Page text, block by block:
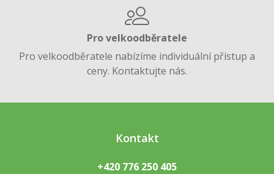
Pro velkoodběratele
Pro velkoodběratele nabízíme individuální přístup a
ceny. Kontaktujte nás.
Kontakt
+420 776 250 405